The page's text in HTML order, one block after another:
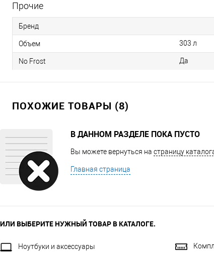
Прочие
Бренд
Объем 303 л
No Frost Да
ПОХОЖИЕ ТОВАРЫ (8)
В ДАННОМ РАЗДЕЛЕ ПОКА ПУСТО
Вы можете вернуться на страницу
Главная страница
ИЛИ ВЫБЕРИТЕ НУЖНЫЙ ТОВАР В КАТАЛОГЕ.
Ноутбуки и аксессуары